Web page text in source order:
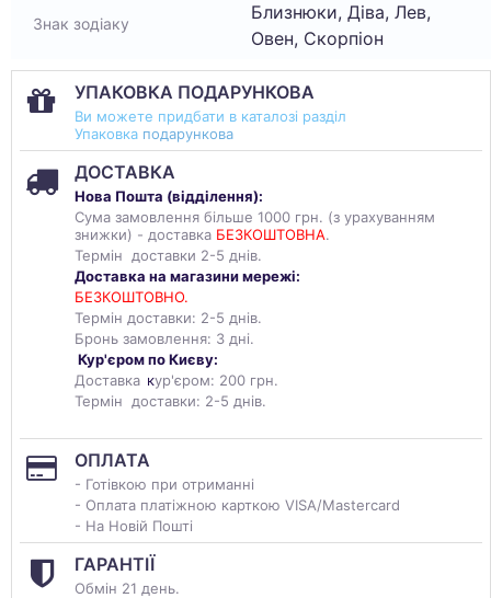
Знак зодіаку
Близнюки, Діва, Лев,
Овен, Скорпіон
УПАКОВКА ПОДАРУНКОВА
Ви можете придбати в каталозі разділ
Упаковка подарункова
ДОСТАВКА
Нова Пошта (відділення):
Сума замовлення більше 1000 грн. (з урахуванням
знижки) - доставка БЕЗКОШТОВНА.
Термін доставки 2-5 днів.
Доставка на магазини мережі:
БЕЗКОШТОВНО.
Термін доставки: 2-5 днів.
Бронь замовлення: 3 дні.
Кур'єром по Києву:
Доставка кур'єром: 200 грн.
Термін доставки: 2-5 днів.
ОПЛАТА
- Готівкою при отриманні
- Оплата платіжною карткою VISA/Mastercard
- На Новій Пошті
ГАРАНТІЇ
Обмін 21 день.